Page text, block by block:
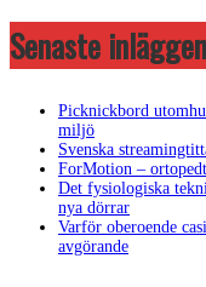
Senaste inläggen
Picknickbord
miljö
Svenska
ForMotion –
Det fysiologiska
nya dörrar
Varför oberoende
avgörande